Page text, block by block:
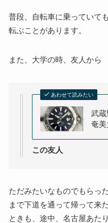
普段、自転車に乗っていて
転ぶことがあります。
また、大学の時、友人から
あわせて読みたい
武
奄
この友人
ただみたいなものでもらっ
まで下道を通って帰って来
ときも、途中、名古屋あた